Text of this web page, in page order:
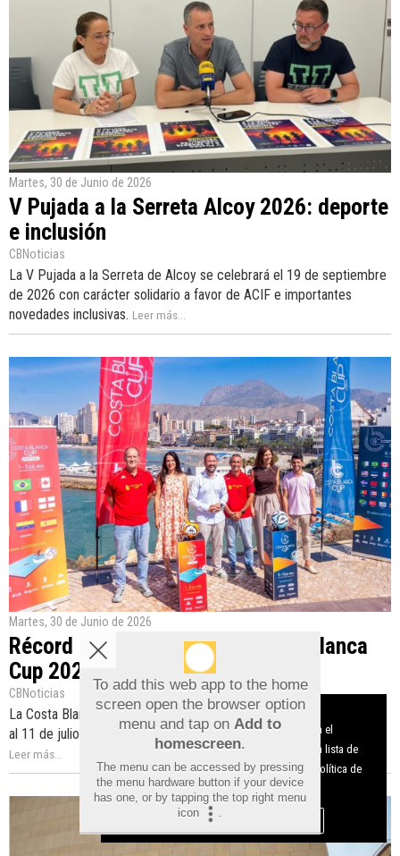
Martes, 30 de Junio de 2026
V Pujada a la Serreta Alcoy 2026: deporte
e inclusión
CBNoticias
La V Pujada a la Serreta de Alcoy se celebrará el 19 de septiembre
de 2026 con carácter solidario a favor de ACIF e importantes
novedades inclusivas. Leer más...
Martes, 30 de Junio de 2026
Récord internacional en la Costa Blanca
Cup 2026
CBNoticias
La Costa Blanca Cup 2026 reunirá a 319 equipos de 34 países del 1
al 11 de julio en Benidorm y la Marina Baixa con fútbol y futsal base.
Leer más...
Aviso sobre el Uso de cookies:
Utilizamos cookies nuestras y de terceros para el
funcionamiento del digital. Puedes consultar la lista de
cookies y como desconectarlas. Ver nuestra Política de
Privacidad y Cookies
Aceptar Cookies
To add this web app to the home
screen open the browser option
menu and tap on Add to
homescreen.
The menu can be accessed by pressing
the menu hardware button if your device
has one, or by tapping the top right menu
icon
.